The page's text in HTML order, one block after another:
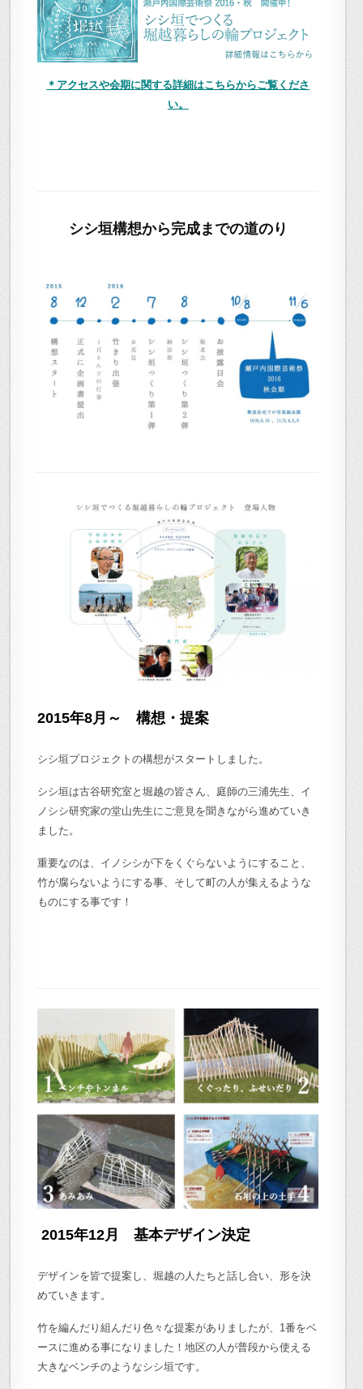
＊アクセスや会期に関する詳細はこちらからご覧くださ
い。
シシ垣構想から完成までの道のり
2015年8月～構想・提案
シシ垣プロジェクトの構想がスタートしました。
シシ垣は古谷研究室と堀越の皆さん、 庭師の三浦先生、イ
ノシシ研究家の堂山先生にご意見を聞きながら進めていき
ました。
重要なのは、イノシシが下をくぐらないようにすること、
竹が腐らないようにする事、そして町の人が集えるような
ものにする事です！
2015年12月 基本デザイン決定
デザインを皆で提案し、堀越の人たちと話し合い、形を決
めていきます。
竹を編んだり組んだり色々な提案がありましたが、1番をベ
ースに進める事になりました！地区の人が普段から使える
大きなベンチのようなシシ垣です。